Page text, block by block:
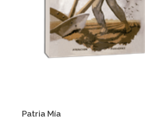
Patria Mía